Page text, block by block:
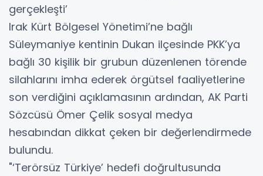
gerçekleşti’
Irak Kürt Bölgesel Yönetimi’ne bağlı
Süleymaniye kentinin Dukan ilçesinde PKK’ya
bağlı 30 kişilik bir grubun düzenlenen törende
silahlarını imha ederek örgütsel faaliyetlerine
son verdiğini açıklamasının ardından, AK Parti
Sözcüsü Ömer Çelik sosyal medya
hesabından dikkat çeken bir değerlendirmede
bulundu.
"‘Terörsüz Türkiye’ hedefi doğrultusunda